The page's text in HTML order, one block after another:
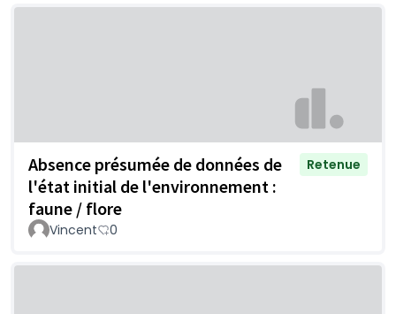
Absence présumée de données de
l'état initial de l'environnement :
faune / flore
Retenue
Vincent 0